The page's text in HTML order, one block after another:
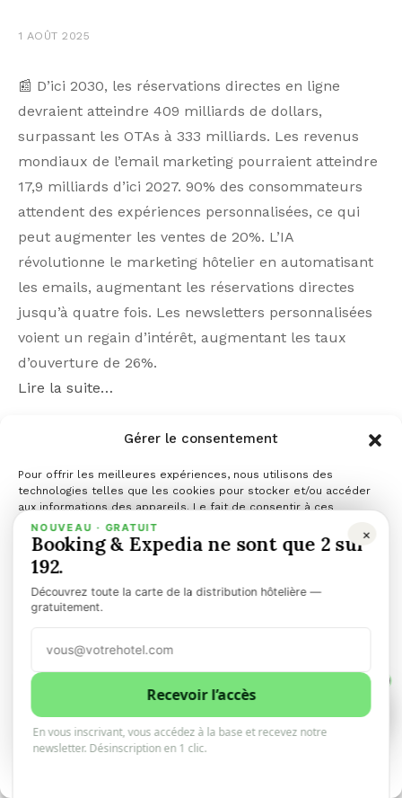
Gérer le consentement
Pour offrir les meilleures expériences, nous utilisons des
technologies telles que les cookies pour stocker et/ou accéder
aux informations des appareils. Le fait de consentir à ces
technologies nous permettra de traiter des données telles que le
comportement de navigation ou les ID uniques sur ce site. Le fait
de ne pas consentir ou de retirer son consentement peut avoir un
effet négatif sur certaines caractéristiques et fonctions.
Gérer les services
Accepter
Refuser
Voir les préférences
1 AOÛT 2025
📰 D’ici 2030, les réservations directes en ligne
devraient atteindre 409 milliards de dollars,
surpassant les OTAs à 333 milliards. Les revenus
mondiaux de l’email marketing pourraient atteindre
17,9 milliards d’ici 2027. 90% des consommateurs
attendent des expériences personnalisées, ce qui
peut augmenter les ventes de 20%. L’IA
révolutionne le marketing hôtelier en automatisant
les emails, augmentant les réservations directes
jusqu’à quatre fois. Les newsletters personnalisées
voient un regain d’intérêt, augmentant les taux
d’ouverture de 26%.
Lire la suite…
L’Effet Billboard s’applique
aussi à l’IA !
🌐 Cloudbeds’ study highlights the impact of online
×
NOUVEAU · GRATUIT
Booking & Expedia ne sont que 2 sur
192.
Découvrez toute la carte de la distribution hôtelière —
gratuitement.
Recevoir l’accès
En vous inscrivant, vous accédez à la base et recevez notre
newsletter. Désinscription en 1 clic.